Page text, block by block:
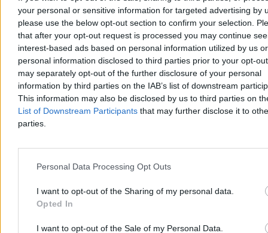
your personal or sensitive information for targeted advertising by
please use the below opt-out section to confirm your selection.
that after your opt-out request is processed you may continue
interest-based ads based on personal information utilized by us or
personal information disclosed to third parties prior to your opt-
may separately opt-out of the further disclosure of your personal
information by third parties on the IAB’s list of downstream
This information may also be disclosed by us to third parties on
List of Downstream Participants that may further disclose it to
parties.
Personal Data Processing Opt Outs
I want to opt-out of the Sharing of my personal data.
Opted In
I want to opt-out of the Sale of my Personal Data.
Tymon Grabowski
Dzisiaj 19:54
5 min